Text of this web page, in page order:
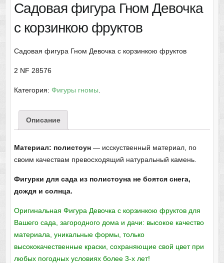
Садовая фигура Гном Девочка
с корзинкою фруктов
Садовая фигура Гном Девочка с корзинкою фруктов
2 NF 28576
Категория: Фигуры гномы.
Описание
Материал: полистоун— исскуственный материал, по
своим качествам превосходящий натуральный камень.
Фигурки для сада из полистоуна не боятся снега,
дождя и солнца.
Оригинальная Фигура Девочка с корзинкою фруктов для
Вашего сада, загородного дома и дачи: высокое качество
материала, уникальные формы, только
высококачественные краски, сохраняющие свой цвет при
любых погодных условиях более 3-х лет!